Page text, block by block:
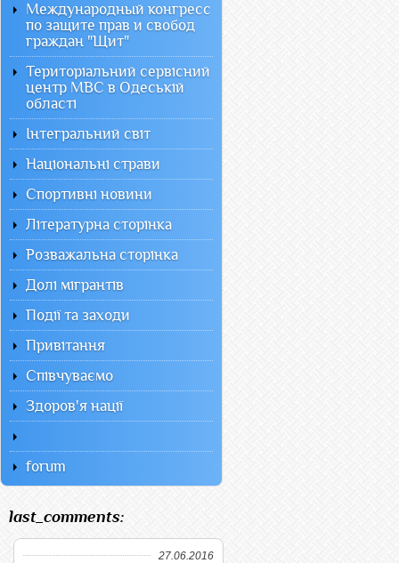
Международный конгресс
по защите прав и свобод
граждан "Щит"
Територіальний сервісний
центр МВС в Одеській
області
Інтегральний світ
Національні страви
Спортивні новини
Літературна сторінка
Розважальна сторінка
Долі мігрантів
Події та заходи
Привітання
Співчуваємо
Здоров'я нації
forum
last_comments:
27.06.2016